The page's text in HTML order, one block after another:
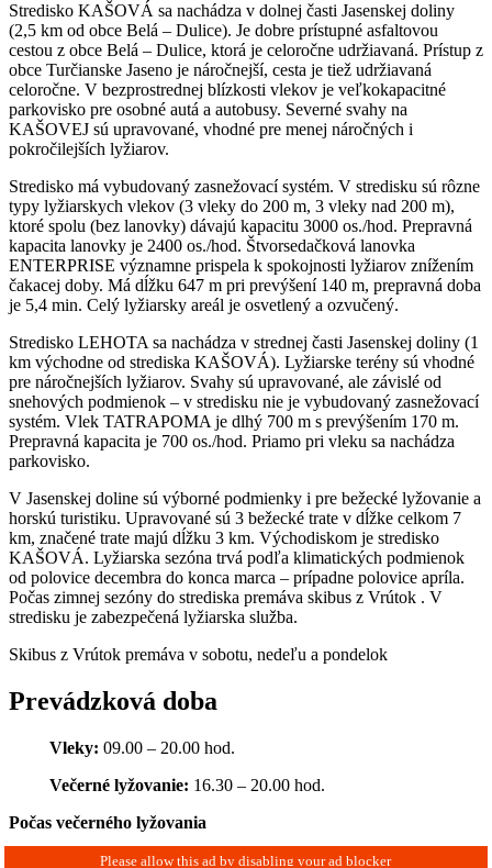
Stredisko KAŠOVÁ sa nachádza v dolnej časti Jasenskej doliny
(2,5 km od obce Belá – Dulice). Je dobre prístupné asfaltovou
cestou z obce Belá – Dulice, ktorá je celoročne udržiavaná. Prístup z
obce Turčianske Jaseno je náročnejší, cesta je tiež udržiavaná
celoročne. V bezprostrednej blízkosti vlekov je veľkokapacitné
parkovisko pre osobné autá a autobusy. Severné svahy na
KAŠOVEJ sú upravované, vhodné pre menej náročných i
pokročilejších lyžiarov.
Stredisko má vybudovaný zasnežovací systém. V stredisku sú rôzne
typy lyžiarskych vlekov (3 vleky do 200 m, 3 vleky nad 200 m),
ktoré spolu (bez lanovky) dávajú kapacitu 3000 os./hod. Prepravná
kapacita lanovky je 2400 os./hod. Štvorsedačková lanovka
ENTERPRISE významne prispela k spokojnosti lyžiarov znížením
čakacej doby. Má dĺžku 647 m pri prevýšení 140 m, prepravná doba
je 5,4 min. Celý lyžiarsky areál je osvetlený a ozvučený.
Stredisko LEHOTA sa nachádza v strednej časti Jasenskej doliny (1
km východne od strediska KAŠOVÁ). Lyžiarske terény sú vhodné
pre náročnejších lyžiarov. Svahy sú upravované, ale závislé od
snehových podmienok – v stredisku nie je vybudovaný zasnežovací
systém. Vlek TATRAPOMA je dlhý 700 m s prevýšením 170 m.
Prepravná kapacita je 700 os./hod. Priamo pri vleku sa nachádza
parkovisko.
V Jasenskej doline sú výborné podmienky i pre bežecké lyžovanie a
horskú turistiku. Upravované sú 3 bežecké trate v dĺžke celkom 7
km, značené trate majú dĺžku 3 km. Východiskom je stredisko
KAŠOVÁ. Lyžiarska sezóna trvá podľa klimatických podmienok
od polovice decembra do konca marca – prípadne polovice apríla.
Počas zimnej sezóny do strediska premáva skibus z Vrútok . V
stredisku je zabezpečená lyžiarska služba.
Skibus z Vrútok premáva v sobotu, nedeľu a pondelok
Prevádzková doba
Vleky: 09.00 – 20.00 hod.
Večerné lyžovanie: 16.30 – 20.00 hod.
Počas večerného lyžovania